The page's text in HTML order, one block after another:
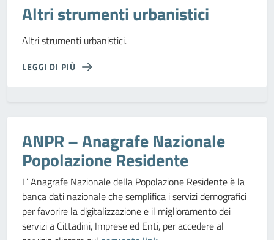
Altri strumenti urbanistici
Altri strumenti urbanistici.
LEGGI DI PIÙ
ANPR – Anagrafe Nazionale
Popolazione Residente
L’ Anagrafe Nazionale della Popolazione Residente è la
banca dati nazionale che semplifica i servizi demografici
per favorire la digitalizzazione e il miglioramento dei
servizi a Cittadini, Imprese ed Enti, per accedere al